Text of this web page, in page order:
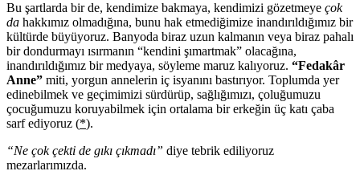
Bu şartlarda bir de, kendimize bakmaya, kendimizi gözetmeye çok
da hakkımız olmadığına, bunu hak etmediğimize inandırıldığımız bir
kültürde büyüyoruz. Banyoda biraz uzun kalmanın veya biraz pahalı
bir dondurmayı ısırmanın “kendini şımartmak” olacağına,
inandırıldığımız bir medyaya, söyleme maruz kalıyoruz. “Fedakâr
Anne” miti, yorgun annelerin iç isyanını bastırıyor. Toplumda yer
edinebilmek ve geçimimizi sürdürüp, sağlığımızı, çoluğumuzu
çocuğumuzu koruyabilmek için ortalama bir erkeğin üç katı çaba
sarf ediyoruz (*).
“Ne çok çekti de gıkı çıkmadı” diye tebrik ediliyoruz
mezarlarımızda.